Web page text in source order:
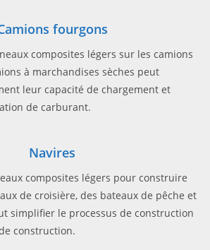
fourgons
composites légers sur les camions
à marchandises sèches peut
leur capacité de chargement et
de carburant.
Navires
composites légers pour construire
de croisière, des bateaux de pêche et
simplifier le processus de construction
construction.